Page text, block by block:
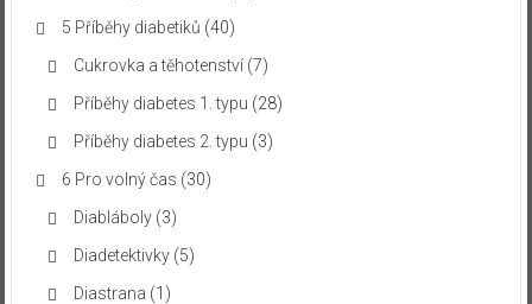
5 Příběhy diabetiků (40)
Cukrovka a těhotenství(7)
Příběhy diabetes 1. typu (28)
Příběhy diabetes 2. typu (3)
6 Pro volný čas (30)
Diabláboly(3)
Diadetektivky(5)
Diastrana (1)